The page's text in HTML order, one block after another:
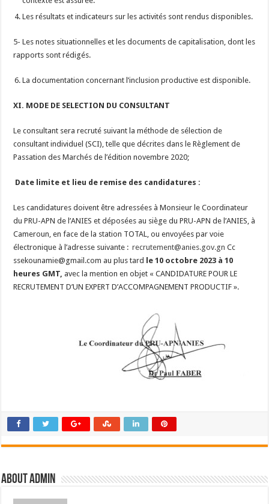
Les résultats et indicateurs sur les activités sont rendus disponibles.
5- Les notes situationnelles et les documents de capitalisation, dont les
rapports sont rédigés.
La documentation concernant l’inclusion productive est disponible.
XI. MODE DE SELECTION DU CONSULTANT
Le consultant sera recruté suivant la méthode de sélection de
consultant individuel (SCI), telle que décrites dans le Règlement de
Passation des Marchés de l’édition novembre 2020;
Date limite et lieu de remise des candidatures :
Les candidatures doivent être adressées à Monsieur le Coordinateur
du PRU-APN de l’ANIES et déposées au siège du PRU-APN de l’ANIES, à
Cameroun, en face de la station TOTAL, ou envoyées par voie
électronique à l’adresse suivante :recrutement@anies.gov.gn Cc
ssekounamie@gmail.com au plus tard le10 octobre 2023 à 10
heures GMT, avec la mention en objet « CANDIDATURE POUR LE
RECRUTEMENT D’UN EXPERT D’ACCOMPAGNEMENT PRODUCTIF ».
About admin